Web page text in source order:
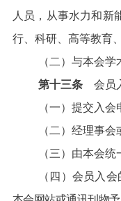
人员，从事水力和新
行、科研、高等教育
（二）与本会
第十三条 会员
（一）提交入会
（二）经理事
（三）由本会统
（四）会员入